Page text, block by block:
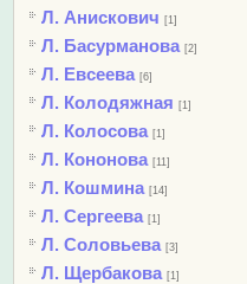
Л. Анискович [1]
Л. Басурманова [2]
Л. Евсеева [6]
Л. Колодяжная [1]
Л. Колосова [1]
Л. Кононова [11]
Л. Кошмина [14]
Л. Сергеева [1]
Л. Соловьева [3]
Л. Щербакова [1]